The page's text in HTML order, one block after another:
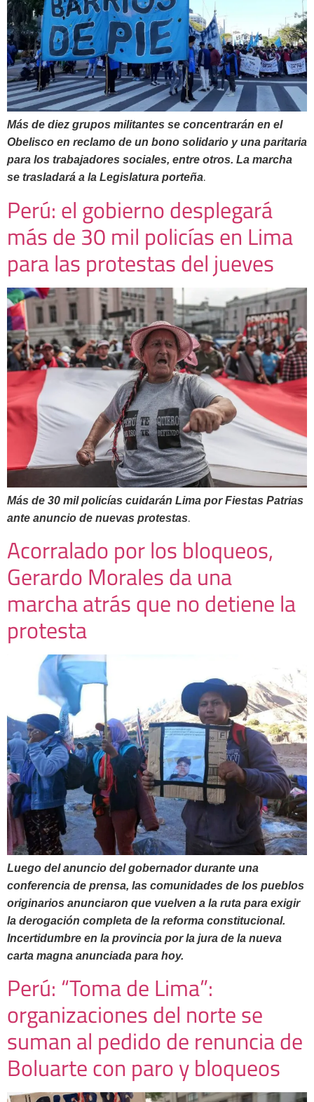
Más de diez grupos militantes se concentrarán en el
Obelisco en reclamo de un bono solidario y una paritaria
para los trabajadores sociales, entre otros. La marcha
se trasladará a la Legislatura porteña.
Perú: el gobierno desplegará
más de 30 mil policías en Lima
para las protestas del jueves
Más de 30 mil policías cuidarán Lima por Fiestas Patrias
ante anuncio de nuevas protestas.
Acorralado por los bloqueos,
Gerardo Morales da una
marcha atrás que no detiene la
protesta
Luego del anuncio del gobernador durante una
conferencia de prensa, las comunidades de los pueblos
originarios anunciaron que vuelven a la ruta para exigir
la derogación completa de la reforma constitucional.
Incertidumbre en la provincia por la jura de la nueva
carta magna anunciada para hoy.
Perú: “Toma de Lima”:
organizaciones del norte se
suman al pedido de renuncia de
Boluarte con paro y bloqueos